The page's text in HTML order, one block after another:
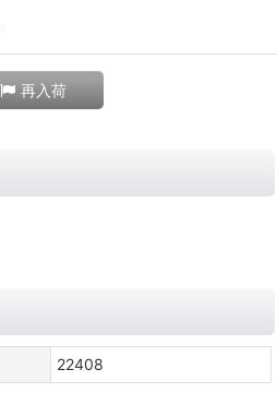
再入荷
22408